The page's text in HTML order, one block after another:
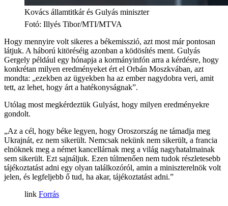
Kovács államtitkár és Gulyás miniszter
Fotó: Illyés Tibor/MTI/MTVA
Hogy mennyire volt sikeres a békemisszió, azt most már pontosan
látjuk. A háború kitöréséig azonban a ködösítés ment. Gulyás
Gergely például egy hónapja a kormányinfón arra a kérdésre, hogy
konkrétan milyen eredményeket ért el Orbán Moszkvában, azt
mondta: „ezekben az ügyekben ha az ember nagydobra veri, amit
tett, az lehet, hogy árt a hatékonyságnak”.
Utólag most megkérdeztük Gulyást, hogy milyen eredményekre
gondolt.
„Az a cél, hogy béke legyen, hogy Oroszország ne támadja meg
Ukrajnát, ez nem sikerült. Nemcsak nekünk nem sikerült, a francia
elnöknek meg a német kancellárnak meg a világ nagyhatalmainak
sem sikerült. Ezt sajnáljuk. Ezen túlmenően nem tudok részletesebb
tájékoztatást adni egy olyan találkozóról, amin a miniszterelnök volt
jelen, és legfeljebb ő tud, ha akar, tájékoztatást adni.”
Forrás